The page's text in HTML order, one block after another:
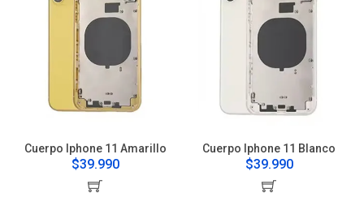
Cuerpo Iphone 11 Amarillo
$39.990
Cuerpo Iphone 11 Blanco
$39.990